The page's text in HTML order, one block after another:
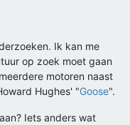
Ik kan me
op zoek moet gaan
motoren naast
Hughes' "Goose".
Iets anders wat